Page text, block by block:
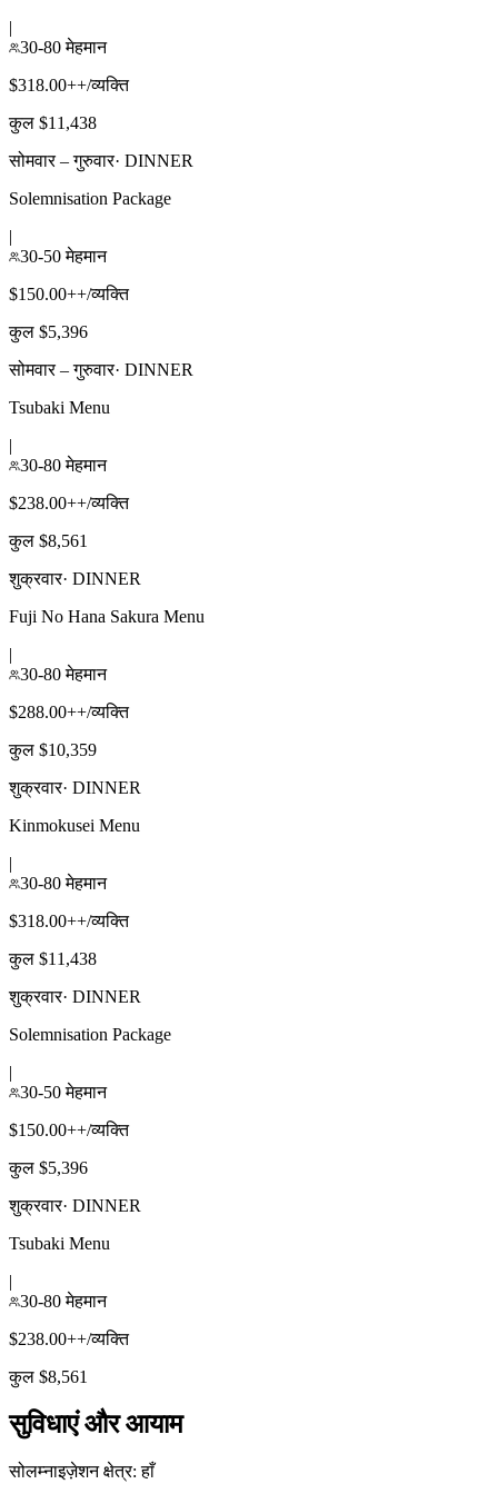
|
30-80 मेहमान
$318.00++/व्यक्ति
कुल $11,438
सोमवार – गुरुवार· DINNER
Solemnisation Package
|
30-50 मेहमान
$150.00++/व्यक्ति
कुल $5,396
सोमवार – गुरुवार· DINNER
Tsubaki Menu
|
30-80 मेहमान
$238.00++/व्यक्ति
कुल $8,561
शुक्रवार· DINNER
Fuji No Hana Sakura Menu
|
30-80 मेहमान
$288.00++/व्यक्ति
कुल $10,359
शुक्रवार· DINNER
Kinmokusei Menu
|
30-80 मेहमान
$318.00++/व्यक्ति
कुल $11,438
शुक्रवार· DINNER
Solemnisation Package
|
30-50 मेहमान
$150.00++/व्यक्ति
कुल $5,396
शुक्रवार· DINNER
Tsubaki Menu
|
30-80 मेहमान
$238.00++/व्यक्ति
कुल $8,561
सुविधाएं और आयाम
सोलम्नाइज़ेशन क्षेत्र: हाँ